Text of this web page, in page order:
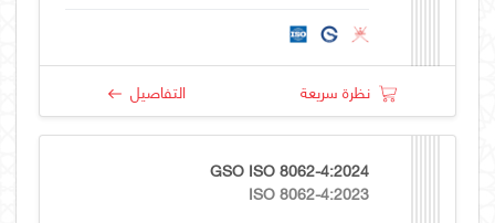
نظرة سريعة التفاصيل
GSO ISO 8062-4:2024
ISO 8062-4:2023